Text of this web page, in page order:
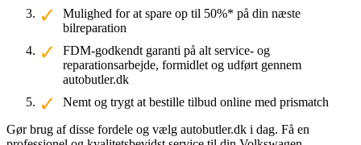
Mulighed for at spare op til 50%* på din næste
bilreparation
FDM-godkendt garanti på alt service- og
reparationsarbejde, formidlet og udført gennem
autobutler.dk
Nemt og trygt at bestille tilbud online med prismatch
Gør brug af disse fordele og vælg autobutler.dk i dag. Få en